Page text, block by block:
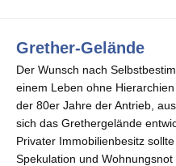
Grether-Gelände
Der Wunsch nach
einem Leben ohne
der 80er Jahre der Antrieb,
sich das Grethergelände
Privater Immobilienbesitz sollte
Spekulation und